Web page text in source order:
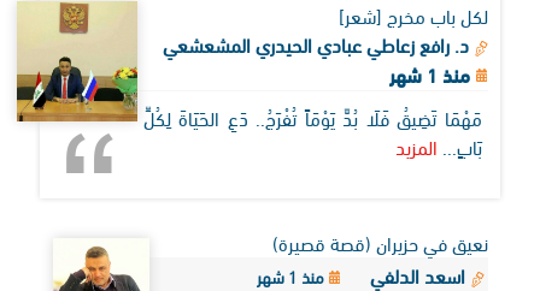
لكل باب مخرج [شعر]
د. رافع زعاطي عبادي الحيدري المشعشعي
منذ 1 شهر
مَهْمَا تَضِيقُ فَلَا بُدَّ يَوْمَاً تُفْرَجُ.. دَعِ الحَيَاةَ لِكُلِّ
بَابٍ... المزيد
نعيق في حزيران (قصة قصيرة)
اسعد الدلفي
منذ 1 شهر